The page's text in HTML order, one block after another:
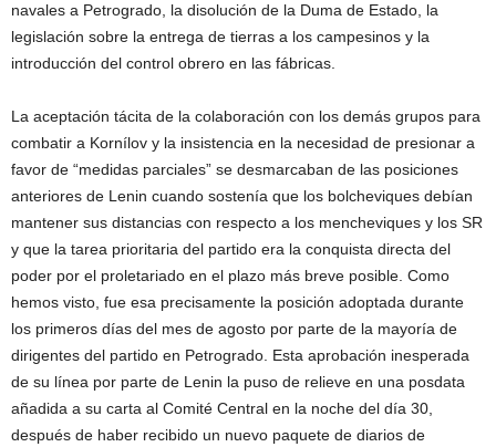
navales a Petrogrado, la disolución de la Duma de Estado, la
legislación sobre la entrega de tierras a los campesinos y la
introducción del control obrero en las fábricas.
La aceptación tácita de la colaboración con los demás grupos para
combatir a Kornílov y la insistencia en la necesidad de presionar a
favor de “medidas parciales” se desmarcaban de las posiciones
anteriores de Lenin cuando sostenía que los bolcheviques debían
mantener sus distancias con respecto a los mencheviques y los SR
y que la tarea prioritaria del partido era la conquista directa del
poder por el proletariado en el plazo más breve posible. Como
hemos visto, fue esa precisamente la posición adoptada durante
los primeros días del mes de agosto por parte de la mayoría de
dirigentes del partido en Petrogrado. Esta aprobación inesperada
de su línea por parte de Lenin la puso de relieve en una posdata
añadida a su carta al Comité Central en la noche del día 30,
después de haber recibido un nuevo paquete de diarios de